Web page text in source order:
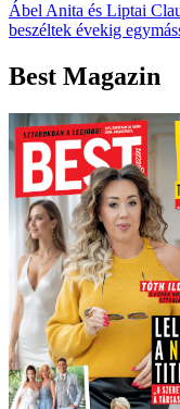
Ábel Anita és Liptai
beszéltek évekig
Best Magazin